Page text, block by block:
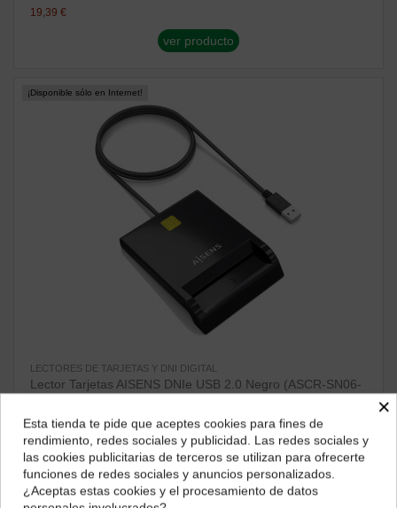
19,39 €
ver producto
¡Disponible sólo en Internet!
LECTORES DE TARJETAS Y DNI DIGITAL
Lector Tarjetas AISENS DNIe USB 2.0 Negro (ASCR-SN06-
BK)
19,39 €
ver producto
¡Disponible sólo en Internet!
¿Dónde deseas recibir tu pedido?
Selecciona tu ubicación para mostrarte los precios e
impuestos correctos para tu región.
×
Esta tienda te pide que aceptes cookies para fines de
rendimiento, redes sociales y publicidad. Las redes sociales y
las cookies publicitarias de terceros se utilizan para ofrecerte
funciones de redes sociales y anuncios personalizados.
¿Aceptas estas cookies y el procesamiento de datos